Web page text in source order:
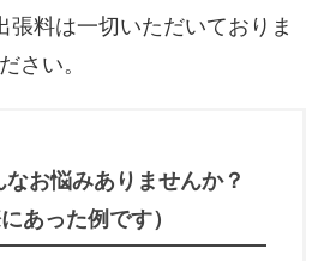
張料は一切いただいておりま
さい。
お悩みありませんか？
にあった例です）